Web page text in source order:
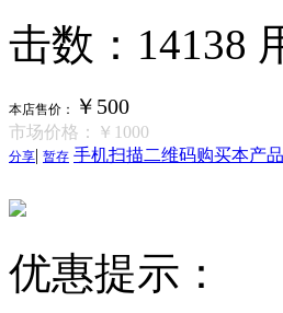
击数：14138
本店售价： ￥500
市场价格： ￥1000
分享| 暂存 手机扫描二维码购买本产品
优惠提示：